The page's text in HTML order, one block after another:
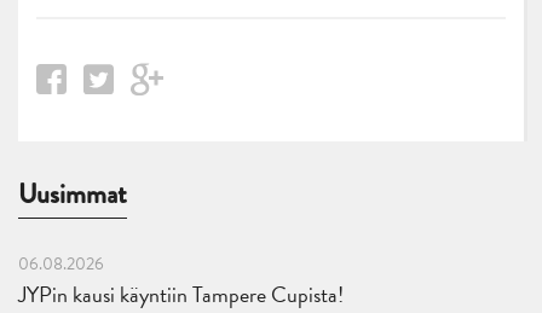
Uusimmat
06.08.2026
JYPin kausi käyntiin Tampere Cupista!